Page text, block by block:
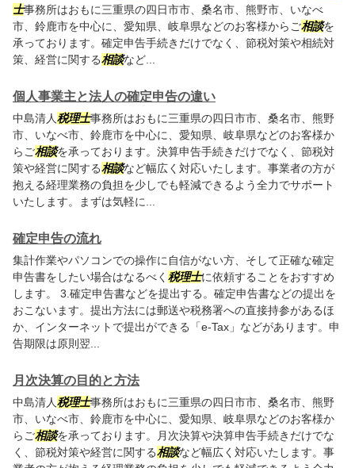
士事務所はおもに三重県の四日市市、桑名市、熊野市、いなべ
市、鈴鹿市を中心に、愛知県、岐阜県などのお客様からご相談を
承っております。確定申告手続きだけでなく、節税対策や相続対
策、経営に関する相談など...
個人事業主と法人の確定申告の違い
中島清人税理士事務所はおもに三重県の四日市市、桑名市、熊野
市、いなべ市、鈴鹿市を中心に、愛知県、岐阜県などのお客様か
らご相談を承っております。決算申告手続きだけでなく、節税対
策や経営に関する相談など幅広く対応いたします。事業者の方が
抱える経理業務の負担を少しでも軽減できるよう全力でサポート
いたします。まずは気軽に...
確定申告の流れ
集計作業やパソコンでの操作に自信がない方、そして正確な確定
申告書をしたい場合はなるべく 税理士に依頼することをおすすめ
します。 3.確定申告書などを提出する。確定申告書などの提出を
おこないます。提出方法には郵送や税務署への直接持参があるほ
か、インターネットで提出ができる「e-Tax」などがあります。申
告期限は原則翌...
月次決算の目的と方法
中島清人税理士事務所はおもに三重県の四日市市、桑名市、熊野
市、いなべ市、鈴鹿市を中心に、愛知県、岐阜県などのお客様か
らご相談を承っております。月次決算や決算申告手続きだけでな
く、節税対策や経営に関する相談など幅広く対応いたします。事